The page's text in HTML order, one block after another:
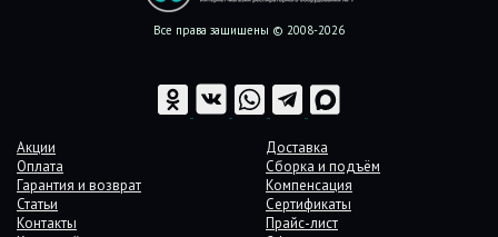
Все права защищены © 2008-2026
Акции
Доставка
Оплата
Сборка и подъём
Гарантия и возврат
Компенсация
Статьи
Сертификаты
Контакты
Прайс-лист